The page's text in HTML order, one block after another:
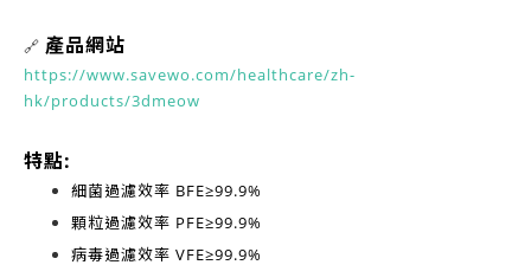
🔗 產品網站
https://www.savewo.com/healthcare/zh-
hk/products/3dmeow
特點:
細菌過濾效率 BFE≥99.9%
顆粒過濾效率 PFE≥99.9%
病毒過濾效率 VFE≥99.9%